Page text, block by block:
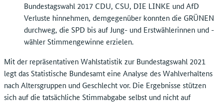
Bundestagswahl 2017 CDU, CSU, DIE LINKE und AfD
Verluste hinnehmen, demgegenüber konnten die GRÜNEN
durchweg, die SPD bis auf Jung- und Erstwählerinnen und -
wähler Stimmengewinne erzielen.
Mit der repräsentativen Wahlstatistik zur Bundestagswahl 2021
legt das Statistische Bundesamt eine Analyse des Wahlverhaltens
nach Altersgruppen und Geschlecht vor. Die Ergebnisse stützen
sich auf die tatsächliche Stimmabgabe selbst und nicht auf